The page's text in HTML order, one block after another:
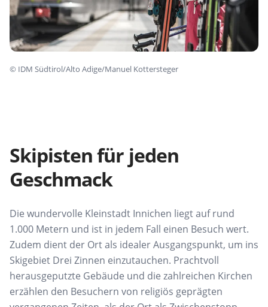
© IDM Südtirol/Alto Adige/Manuel Kottersteger
Skipisten für jeden
Geschmack
Die wundervolle Kleinstadt Innichen liegt auf rund
1.000 Metern und ist in jedem Fall einen Besuch wert.
Zudem dient der Ort als idealer Ausgangspunkt, um ins
Skigebiet Drei Zinnen einzutauchen. Prachtvoll
herausgeputzte Gebäude und die zahlreichen Kirchen
erzählen den Besuchern von religiös geprägten